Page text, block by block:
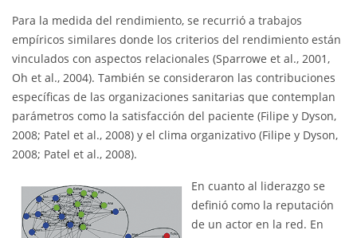
Para la medida del rendimiento, se recurrió a trabajos
empíricos similares donde los criterios del rendimiento están
vinculados con aspectos relacionales (Sparrowe et al., 2001,
Oh et al., 2004). También se consideraron las contribuciones
específicas de las organizaciones sanitarias que contemplan
parámetros como la satisfacción del paciente (Filipe y Dyson,
2008; Patel et al., 2008) y el clima organizativo (Filipe y Dyson,
2008; Patel et al., 2008).
En cuanto al liderazgo se
definió como la reputación
de un actor en la red. En